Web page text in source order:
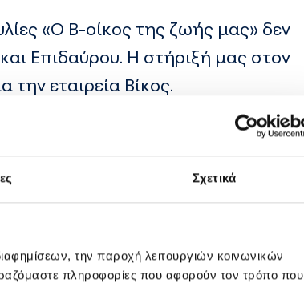
Σχετικά
την παροχή λειτουργιών κοινωνικών
πληροφορίες που αφορούν τον τρόπο που
«Ο Β-οίκος της ζωής μας» δεν
Επιδαύρου. Η στήριξή μας στον
την εταιρεία Βίκος.